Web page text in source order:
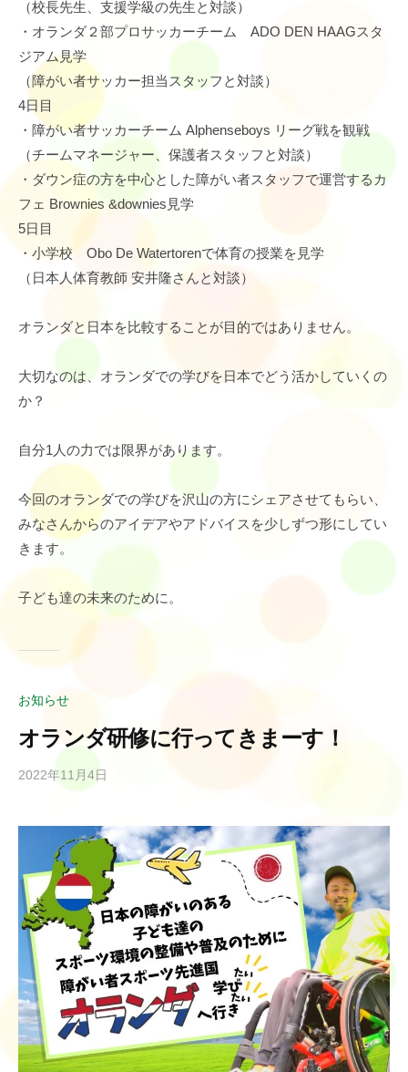
（校長先生、支援学級の先生と対談）
・オランダ２部プロサッカーチーム ADO DEN HAAGスタ
ジアム見学
（障がい者サッカー担当スタッフと対談）
4日目
・障がい者サッカーチーム Alphenseboys リーグ戦を観戦
（チームマネージャー、保護者スタッフと対談）
・ダウン症の方を中心とした障がい者スタッフで運営するカ
フェ Brownies &downies見学
5日目
・小学校 Obo De Watertorenで体育の授業を見学
（日本人体育教師 安井隆さんと対談）
オランダと日本を比較することが目的ではありません。
大切なのは、オランダでの学びを日本でどう活かしていくの
か？
自分1人の力では限界があります。
今回のオランダでの学びを沢山の方にシェアさせてもらい、
みなさんからのアイデアやアドバイスを少しずつ形にしてい
きます。
子ども達の未来のために。
お知らせ
オランダ研修に行ってきまーす！
2022年11月4日
e
s
i
e
n
c
e